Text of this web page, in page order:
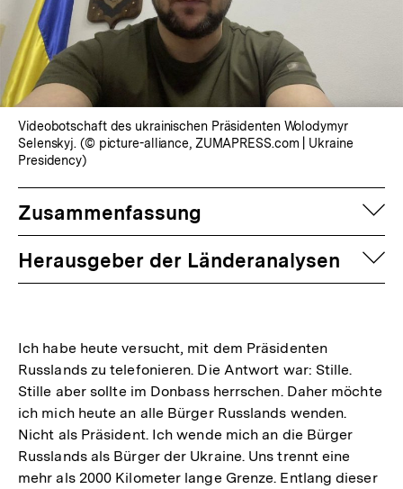
Videobotschaft des ukrainischen Präsidenten Wolodymyr
Selenskyj. (© picture-alliance, ZUMAPRESS.com | Ukraine
Presidency)
Zusammenfassung
Herausgeber der Länderanalysen
Ich habe heute versucht, mit dem Präsidenten
Russlands zu telefonieren. Die Antwort war: Stille.
Stille aber sollte im Donbass herrschen. Daher möchte
ich mich heute an alle Bürger Russlands wenden.
Nicht als Präsident. Ich wende mich an die Bürger
Russlands als Bürger der Ukraine. Uns trennt eine
mehr als 2000 Kilometer lange Grenze. Entlang dieser